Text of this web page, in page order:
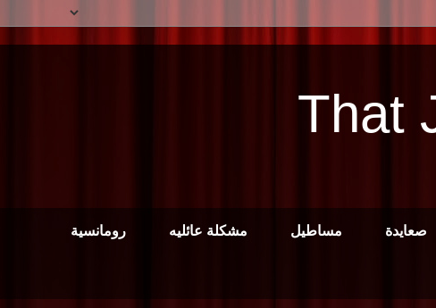
صعايدة مساطيل مشكلة عائليه رومانسية